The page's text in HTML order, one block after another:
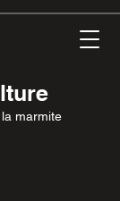
marmite